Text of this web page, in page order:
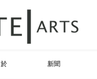
新聞